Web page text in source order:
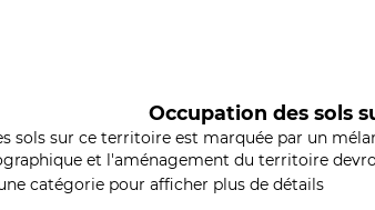
Occupation des sols
sols sur ce territoire est marquée par un
et l'aménagement du territoire
catégorie pour afficher plus de détails